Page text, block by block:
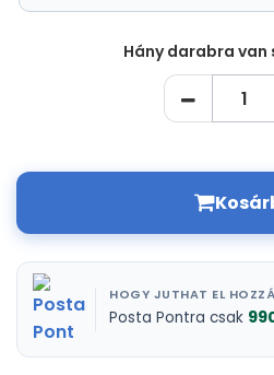
Hány darabra van
HOGY JUTHAT EL
Posta Pontra csak